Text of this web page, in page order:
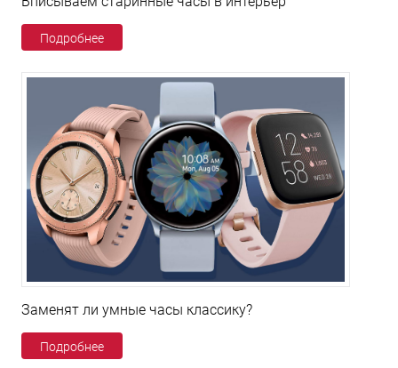
Подробнее
Заменят ли умные часы классику?
Подробнее